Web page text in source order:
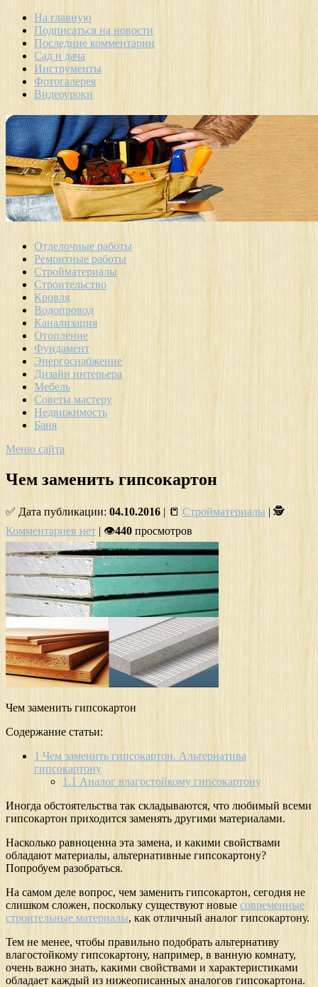
На главную
Подписаться на новости
Последние комментарии
Сад и дача
Инструменты
Фотогалерея
Видеоуроки
Отделочные работы
Ремонтные работы
Стройматериалы
Строительство
Кровля
Водопровод
Канализация
Отопление
Фундамент
Энергоснабжение
Дизайн интерьера
Мебель
Советы мастеру
Недвижимость
Баня
Меню сайта
Чем заменить гипсокартон
✅ Дата публикации: 04.10.2016 | 📒 Стройматериалы | 🕵
Комментариев нет | 👁440 просмотров
Чем заменить гипсокартон
Содержание статьи:
1 Чем заменить гипсокартон. Альтернатива
гипсокартону
1.1 Аналог влагостойкому гипсокартону
Иногда обстоятельства так складываются, что любимый всеми
гипсокартон приходится заменять другими материалами.
Насколько равноценна эта замена, и какими свойствами
обладают материалы, альтернативные гипсокартону?
Попробуем разобраться.
На самом деле вопрос, чем заменить гипсокартон, сегодня не
слишком сложен, поскольку существуют новые современные
строительные материалы, как отличный аналог гипсокартону.
Тем не менее, чтобы правильно подобрать альтернативу
влагостойкому гипсокартону, например, в ванную комнату,
очень важно знать, какими свойствами и характеристиками
обладает каждый из нижеописанных аналогов гипсокартона.